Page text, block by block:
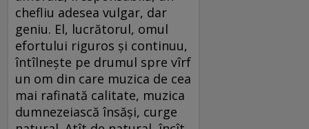
chefliu adesea vulgar, dar
geniu. El, lucrătorul, omul
efortului riguros și continuu,
întîlnește pe drumul spre vîrf
un om din care muzica de cea
mai rafinată calitate, muzica
dumnezeiască însăși, curge